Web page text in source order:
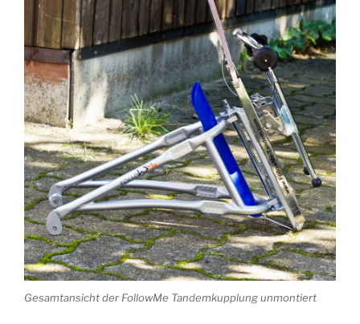
Gesamtansicht der FollowMe Tandemkupplung unmontiert